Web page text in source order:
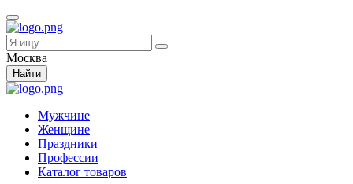
Москва
Найти
Мужчине
Женщине
Праздники
Профессии
Каталог товаров